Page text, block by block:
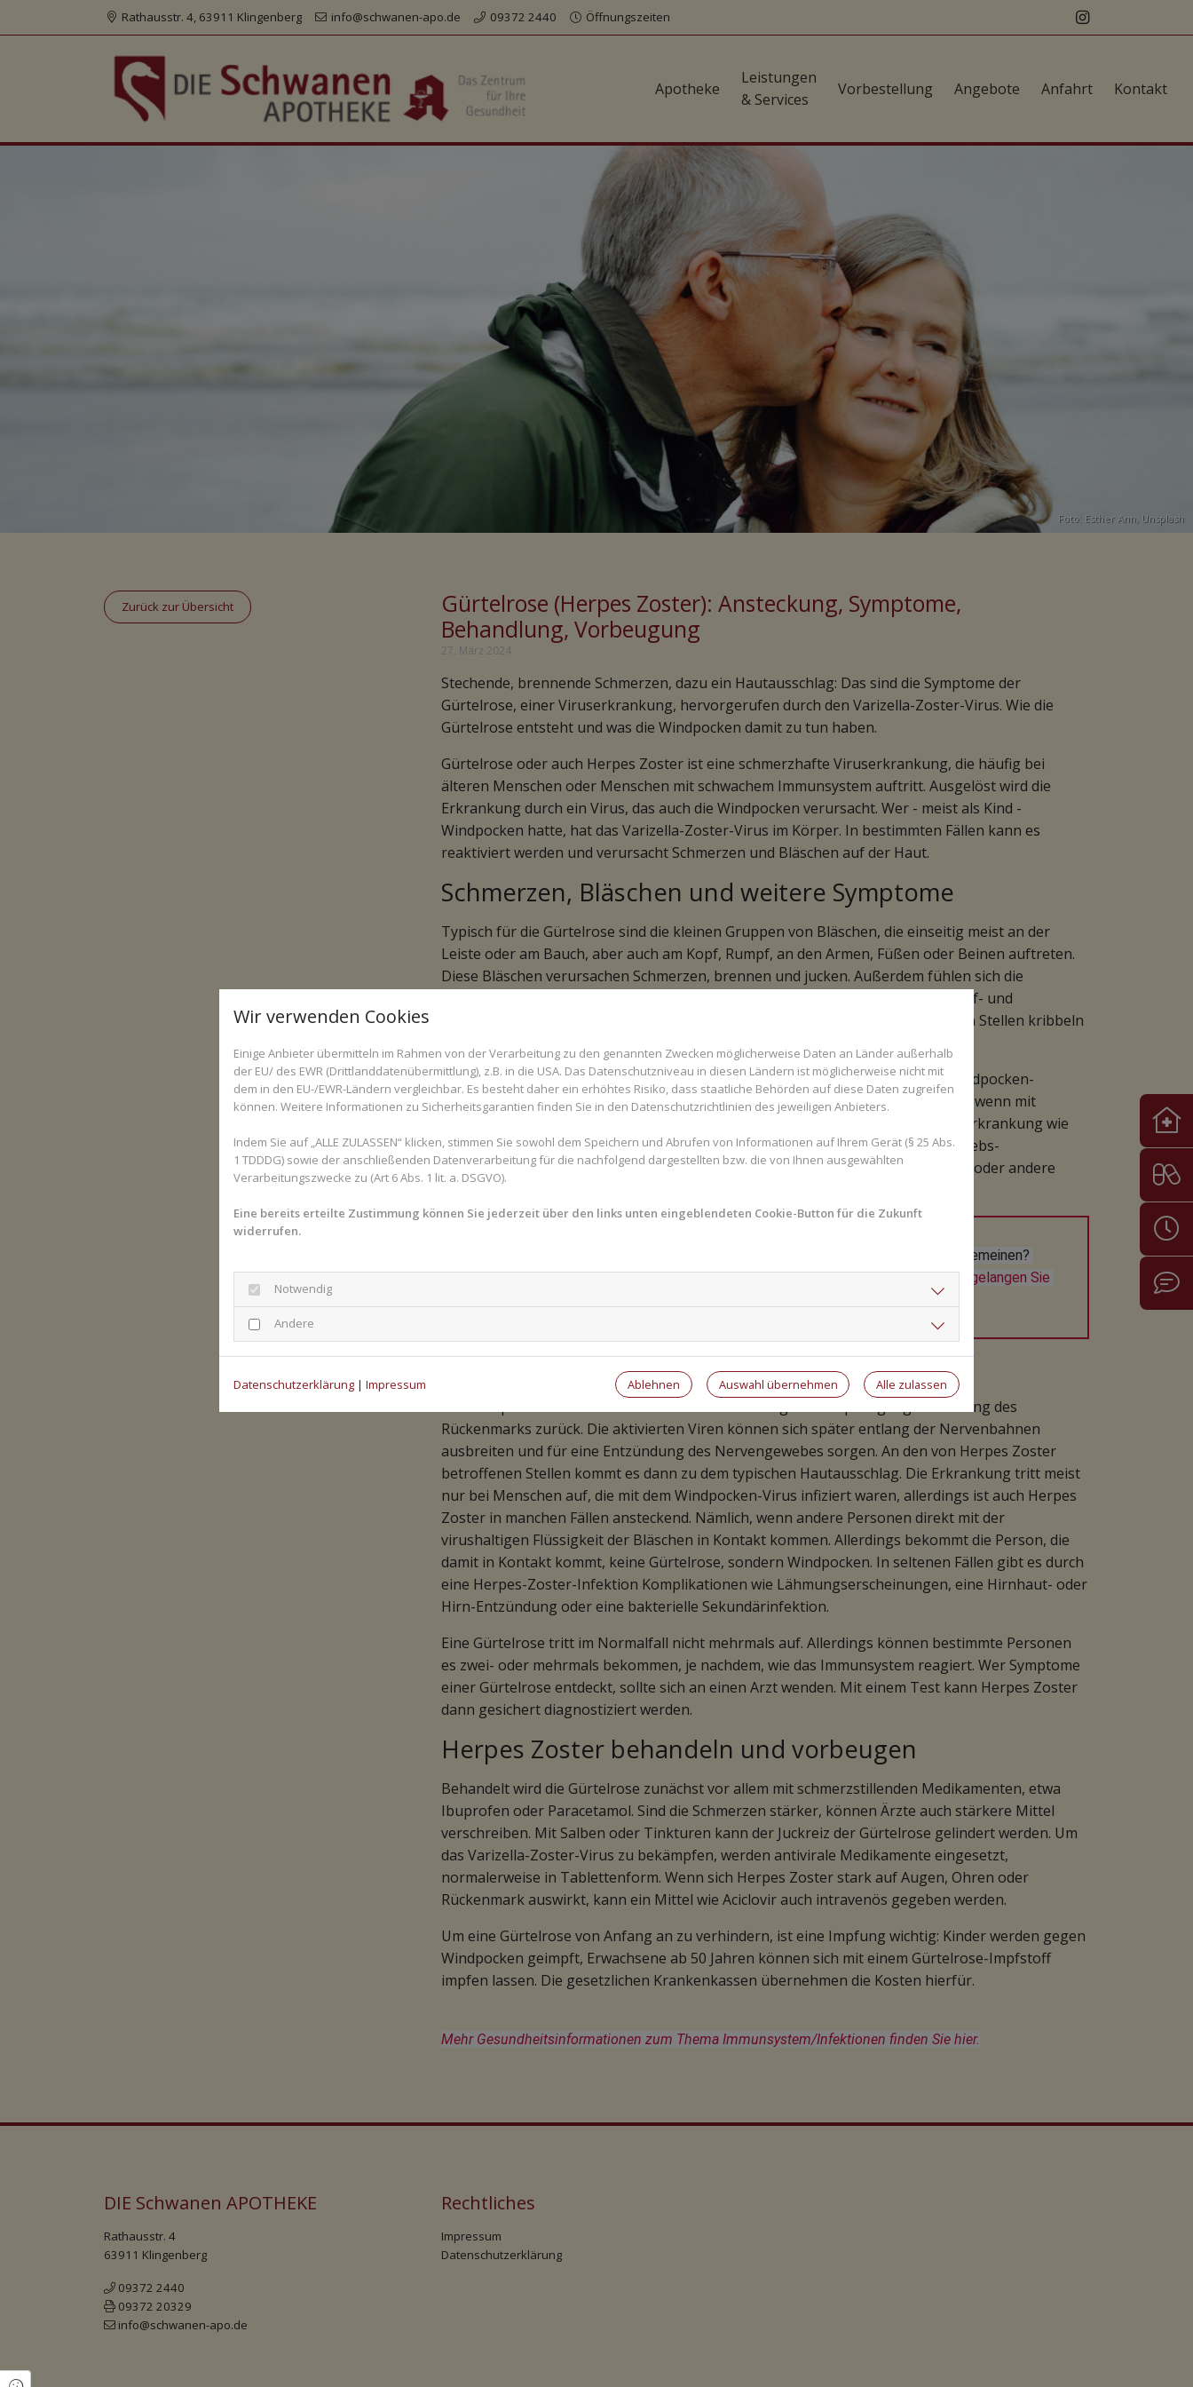
Rathausstr. 4, 63911 Klingenberg info@schwanen-apo.de 09372 2440 Öffnungszeiten
Apotheke
Leistungen
& Services
Vorbestellung Angebote Anfahrt Kontakt
Foto: Esther Ann, Unsplash
Zurück zur Übersicht
Gürtelrose (Herpes Zoster): Ansteckung, Symptome,
Behandlung, Vorbeugung
27. März 2024
Stechende, brennende Schmerzen, dazu ein Hautausschlag: Das sind die Symptome der
Gürtelrose, einer Viruserkrankung, hervorgerufen durch den Varizella-Zoster-Virus. Wie die
Gürtelrose entsteht und was die Windpocken damit zu tun haben.
Gürtelrose oder auch Herpes Zoster ist eine schmerzhafte Viruserkrankung, die häufig bei
älteren Menschen oder Menschen mit schwachem Immunsystem auftritt. Ausgelöst wird die
Erkrankung durch ein Virus, das auch die Windpocken verursacht. Wer - meist als Kind -
Windpocken hatte, hat das Varizella-Zoster-Virus im Körper. In bestimmten Fällen kann es
reaktiviert werden und verursacht Schmerzen und Bläschen auf der Haut.
Schmerzen, Bläschen und weitere Symptome
Typisch für die Gürtelrose sind die kleinen Gruppen von Bläschen, die einseitig meist an der
Leiste oder am Bauch, aber auch am Kopf, Rumpf, an den Armen, Füßen oder Beinen auftreten.
Diese Bläschen verursachen Schmerzen, brennen und jucken. Außerdem fühlen sich die
Betroffenen von Herpes Zoster allgemein krank, es können leichtes Fieber, Kopf- und
Gliederschmerzen, Rückenschmerzen oder Müdigkeit auftreten. Die betroffenen Stellen kribbeln
Zum Ausbruch von Herpes Zoster kommt es, wenn die Viren, die nach einer Windpocken-
Infektion zunächst inaktiv im Körper verbleiben, aktiviert werden. Dies passiert, wenn mit
steigendem Alter das Immunsystem nicht mehr so leistungsfähig ist oder eine Erkrankung wie
HIV das Immunsystem schwächt. Großer Stress und psychische Belastungen, Krebs-
Erkrankungen, UV-Strahlung, eine Chemotherapie, angeborene Immundefekte oder andere
Infekte können ebenfalls dafür sorgen, dass das Virus wieder aktiv wird.
Sie haben Fragen zum Thema Gürtelrose oder Immunsystem/Infektionen im Allgemeinen?
Gesundheits-Experten und -Expertinnen aus Ihrer Region beraten Sie gerne. Hier gelangen Sie
Windpocken-Viren werden wieder aktiv
Die Windpocken-Viren bleiben nach der Erkrankung in den Spinalganglien entlang des
Rückenmarks zurück. Die aktivierten Viren können sich später entlang der Nervenbahnen
ausbreiten und für eine Entzündung des Nervengewebes sorgen. An den von Herpes Zoster
betroffenen Stellen kommt es dann zu dem typischen Hautausschlag. Die Erkrankung tritt meist
nur bei Menschen auf, die mit dem Windpocken-Virus infiziert waren, allerdings ist auch Herpes
Zoster in manchen Fällen ansteckend. Nämlich, wenn andere Personen direkt mit der
virushaltigen Flüssigkeit der Bläschen in Kontakt kommen. Allerdings bekommt die Person, die
damit in Kontakt kommt, keine Gürtelrose, sondern Windpocken. In seltenen Fällen gibt es durch
eine Herpes-Zoster-Infektion Komplikationen wie Lähmungserscheinungen, eine Hirnhaut- oder
Hirn-Entzündung oder eine bakterielle Sekundärinfektion.
Eine Gürtelrose tritt im Normalfall nicht mehrmals auf. Allerdings können bestimmte Personen
es zwei- oder mehrmals bekommen, je nachdem, wie das Immunsystem reagiert. Wer Symptome
einer Gürtelrose entdeckt, sollte sich an einen Arzt wenden. Mit einem Test kann Herpes Zoster
dann gesichert diagnostiziert werden.
Herpes Zoster behandeln und vorbeugen
Behandelt wird die Gürtelrose zunächst vor allem mit schmerzstillenden Medikamenten, etwa
Ibuprofen oder Paracetamol. Sind die Schmerzen stärker, können Ärzte auch stärkere Mittel
verschreiben. Mit Salben oder Tinkturen kann der Juckreiz der Gürtelrose gelindert werden. Um
das Varizella-Zoster-Virus zu bekämpfen, werden antivirale Medikamente eingesetzt,
normalerweise in Tablettenform. Wenn sich Herpes Zoster stark auf Augen, Ohren oder
Rückenmark auswirkt, kann ein Mittel wie Aciclovir auch intravenös gegeben werden.
Um eine Gürtelrose von Anfang an zu verhindern, ist eine Impfung wichtig: Kinder werden gegen
Windpocken geimpft, Erwachsene ab 50 Jahren können sich mit einem Gürtelrose-Impfstoff
impfen lassen. Die gesetzlichen Krankenkassen übernehmen die Kosten hierfür.
Mehr Gesundheitsinformationen zum Thema Immunsystem/Infektionen finden Sie hier.
DIE Schwanen APOTHEKE
Rathausstr. 4
63911 Klingenberg
09372 2440
09372 20329
info@schwanen-apo.de
Rechtliches
Impressum
Datenschutzerklärung
Wir verwenden Cookies
Einige Anbieter übermitteln im Rahmen von der Verarbeitung zu den genannten Zwecken möglicherweise Daten an Länder außerhalb
der EU/ des EWR (Drittlanddatenübermittlung), z.B. in die USA. Das Datenschutzniveau in diesen Ländern ist möglicherweise nicht mit
dem in den EU-/EWR-Ländern vergleichbar. Es besteht daher ein erhöhtes Risiko, dass staatliche Behörden auf diese Daten zugreifen
können. Weitere Informationen zu Sicherheitsgarantien finden Sie in den Datenschutzrichtlinien des jeweiligen Anbieters.
Indem Sie auf „ALLE ZULASSEN“ klicken, stimmen Sie sowohl dem Speichern und Abrufen von Informationen auf Ihrem Gerät (§ 25 Abs.
1 TDDDG) sowie der anschließenden Datenverarbeitung für die nachfolgend dargestellten bzw. die von Ihnen ausgewählten
Verarbeitungszwecke zu (Art 6 Abs. 1 lit. a. DSGVO).
Eine bereits erteilte Zustimmung können Sie jederzeit über den links unten eingeblendeten Cookie-Button für die Zukunft
widerrufen.
Notwendig
Andere
Datenschutzerklärung | Impressum Ablehnen Auswahl übernehmen Alle zulassen